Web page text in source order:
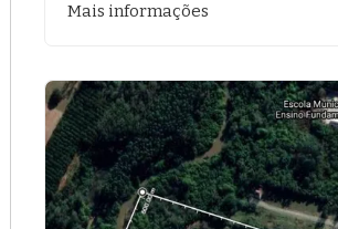
Mais informações